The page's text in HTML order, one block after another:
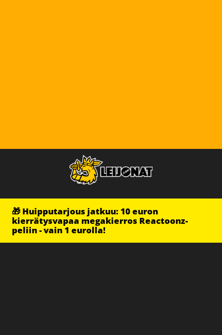
🎁 Huipputarjous jatkuu: 10 euron
kierrätysvapaa megakierros Reactoonz-
peliin - vain 1 eurolla!